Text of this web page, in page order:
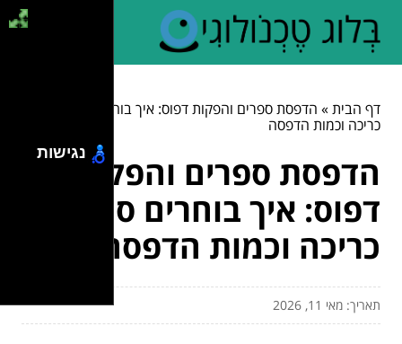
דף הבית» הדפסת ספרים והפקות דפוס: איך בוחרים סוג נייר,
כריכה וכמות הדפסה
הדפסת ספרים והפקות
דפוס: איך בוחרים סוג נייר,
כריכה וכמות הדפסה
תאריך: מאי 11, 2026
נגישות